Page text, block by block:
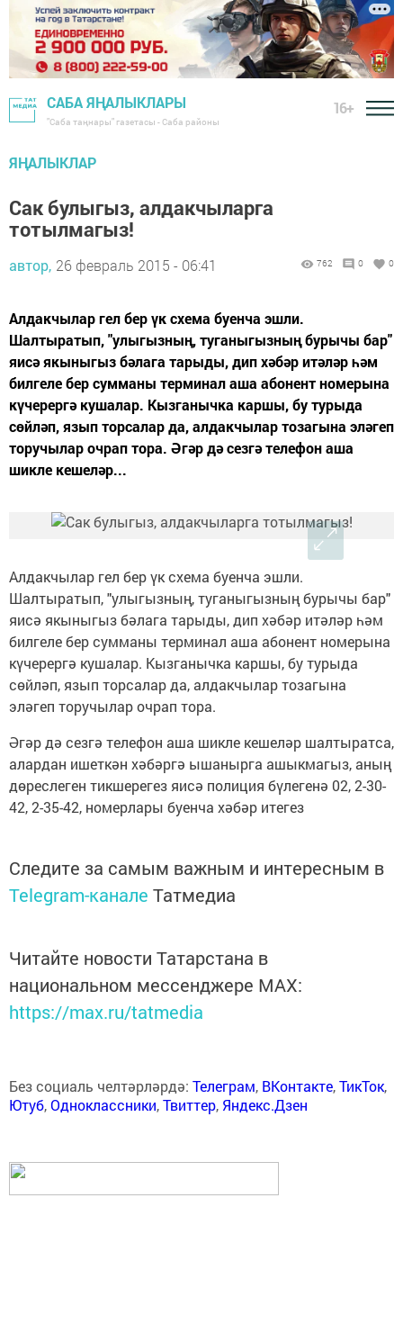
САБА ЯҢАЛЫКЛАРЫ
"Саба таңнары" газетасы - Саба районы
16+
ЯҢАЛЫКЛАР
Сак булыгыз, алдакчыларга
тотылмагыз!
автор, 26 февраль 2015 - 06:41 762 0 0
Алдакчылар гел бер үк схема буенча эшли.
Шалтыратып, "улыгызның, туганыгызның бурычы бар"
яисә якыныгыз бәлага тарыды, дип хәбәр итәләр һәм
билгеле бер сумманы терминал аша абонент номерына
күчерергә кушалар. Кызганычка каршы, бу турыда
сөйләп, язып торсалар да, алдакчылар тозагына эләгеп
торучылар очрап тора. Әгәр дә сезгә телефон аша
шикле кешеләр...
Алдакчылар гел бер үк схема буенча эшли.
Шалтыратып, "улыгызның, туганыгызның бурычы бар"
яисә якыныгыз бәлага тарыды, дип хәбәр итәләр һәм
билгеле бер сумманы терминал аша абонент номерына
күчерергә кушалар. Кызганычка каршы, бу турыда
сөйләп, язып торсалар да, алдакчылар тозагына
эләгеп торучылар очрап тора.
Әгәр дә сезгә телефон аша шикле кешеләр шалтыратса,
алардан ишеткән хәбәргә ышанырга ашыкмагыз, аның
дөреслеген тикшерегез яисә полиция бүлегенә 02, 2-30-
42, 2-35-42, номерлары буенча хәбәр итегез
Следите за самым важным и интересным в
Telegram-канале Татмедиа
Читайте новости Татарстана в
национальном мессенджере MАХ:
https://max.ru/tatmedia
Без социаль челтәрләрдә: Телеграм, ВКонтакте,ТикТок,
Ютуб,Одноклассники,Твиттер, Яндекс.Дзен